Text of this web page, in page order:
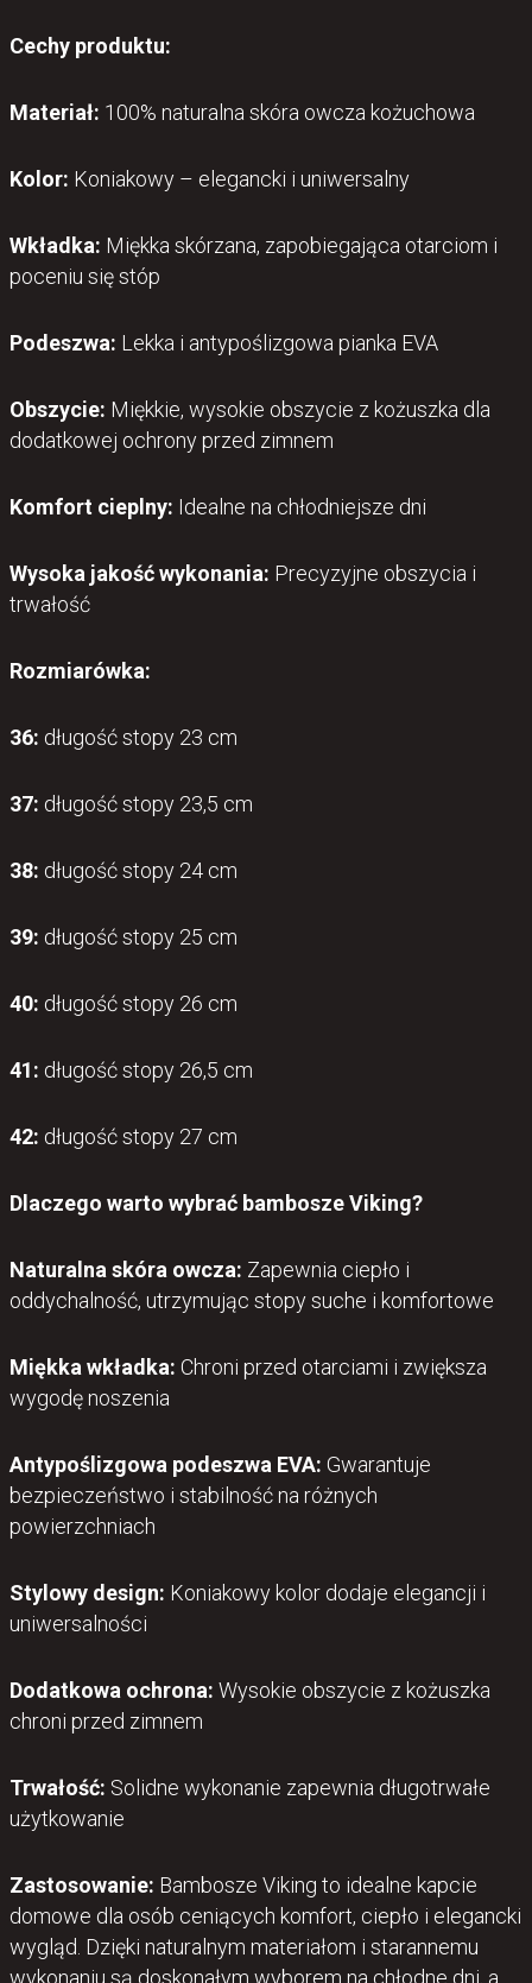
Cechy produktu:
Materiał: 100% naturalna skóra owcza kożuchowa
Kolor: Koniakowy – elegancki i uniwersalny
Wkładka: Miękka skórzana, zapobiegająca otarciom i
poceniu się stóp
Podeszwa: Lekka i antypoślizgowa pianka EVA
Obszycie: Miękkie, wysokie obszycie z kożuszka dla
dodatkowej ochrony przed zimnem
Komfort cieplny: Idealne na chłodniejsze dni
Wysoka jakość wykonania: Precyzyjne obszycia i
trwałość
Rozmiarówka:
36: długość stopy 23 cm
37: długość stopy 23,5 cm
38: długość stopy 24 cm
39: długość stopy 25 cm
40: długość stopy 26 cm
41: długość stopy 26,5 cm
42: długość stopy 27 cm
Dlaczego warto wybrać bambosze Viking?
Naturalna skóra owcza: Zapewnia ciepło i
oddychalność, utrzymując stopy suche i komfortowe
Miękka wkładka: Chroni przed otarciami i zwiększa
wygodę noszenia
Antypoślizgowa podeszwa EVA: Gwarantuje
bezpieczeństwo i stabilność na różnych
powierzchniach
Stylowy design: Koniakowy kolor dodaje elegancji i
uniwersalności
Dodatkowa ochrona: Wysokie obszycie z kożuszka
chroni przed zimnem
Trwałość: Solidne wykonanie zapewnia długotrwałe
użytkowanie
Zastosowanie: Bambosze Viking to idealne kapcie
domowe dla osób ceniących komfort, ciepło i elegancki
wygląd. Dzięki naturalnym materiałom i starannemu
wykonaniu są doskonałym wyborem na chłodne dni, a